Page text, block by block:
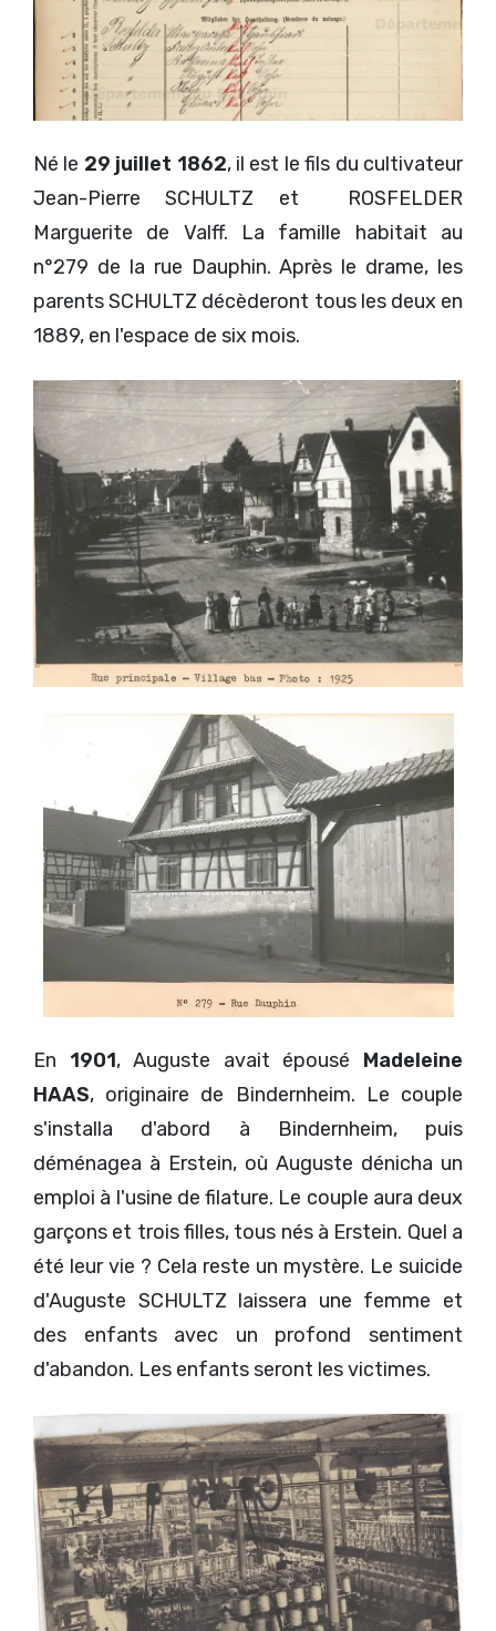
Né le 29 juillet 1862, il est le fils du cultivateur
Jean-Pierre SCHULTZ et ROSFELDER
Marguerite de Valff. La famille habitait au
n°279 de la rue Dauphin. Après le drame, les
parents SCHULTZ décèderont tous les deux en
1889, en l'espace de six mois.
En 1901, Auguste avait épousé Madeleine
HAAS, originaire de Bindernheim. Le couple
s'installa d'abord à Bindernheim, puis
déménagea à Erstein, où Auguste dénicha un
emploi à l'usine de filature. Le couple aura deux
garçons et trois filles, tous nés à Erstein. Quel a
été leur vie ? Cela reste un mystère. Le suicide
d'Auguste SCHULTZ laissera une femme et
des enfants avec un profond sentiment
d'abandon. Les enfants seront les victimes.